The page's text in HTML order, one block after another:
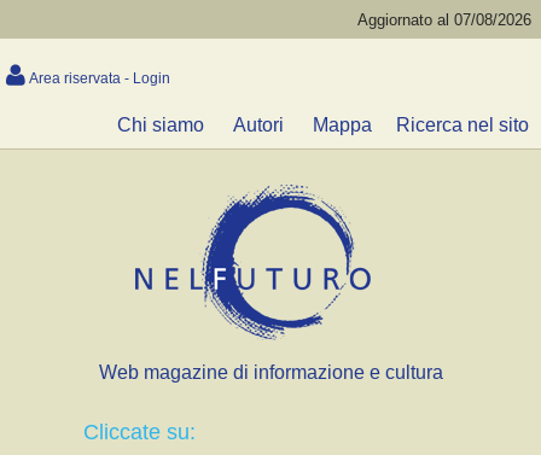
Aggiornato al 07/08/2026
Area riservata - Login
Chi siamo Autori Mappa Ricerca nel sito
Web magazine di informazione e cultura
Cliccate su: